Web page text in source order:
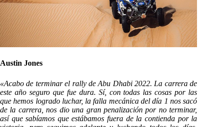
Austin Jones
«Acabo de terminar el rally de Abu Dhabi 2022. La carrera de
este año seguro que fue dura. Sí, con todas las cosas por las
que hemos logrado luchar, la falla mecánica del día 1 nos sacó
de la carrera, nos dio una gran penalización por no terminar,
así que sabíamos que estábamos fuera de la contienda por la